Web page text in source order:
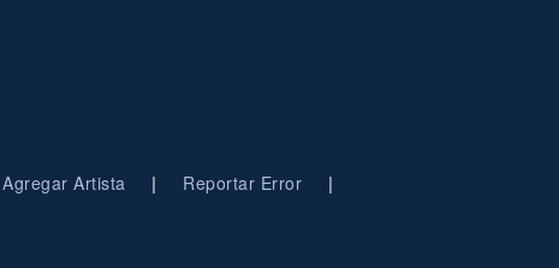
Agregar Artista | Reportar Error |